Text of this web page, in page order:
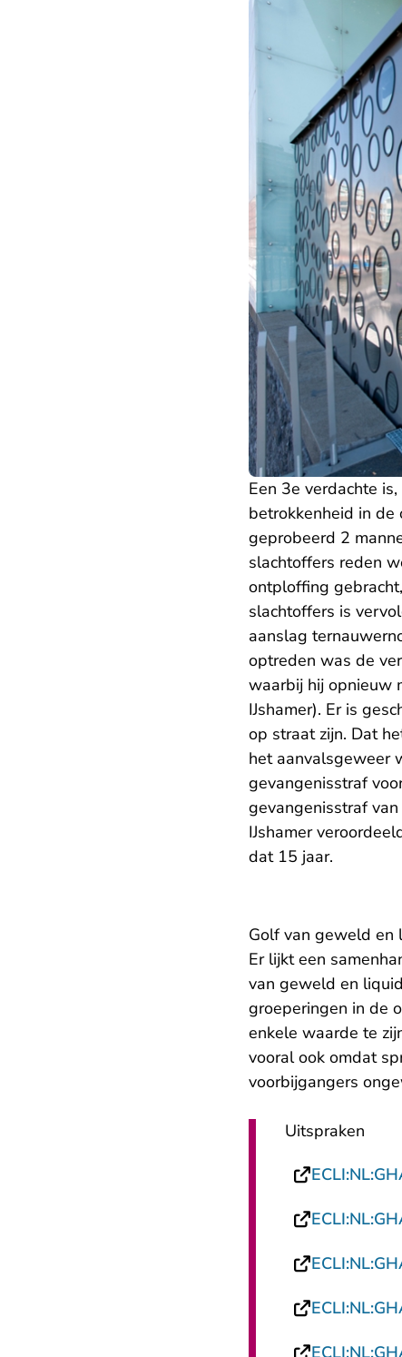
Een 3e verdachte
betrokkenheid in de
geprobeerd 2
slachtoffers reden
ontploffing
slachtoffers is
aanslag
optreden was de
waarbij hij opnieuw
IJshamer). Er is
op straat zijn. Dat
het aanvalsgeweer
gevangenisstraf
gevangenisstraf
IJshamer
dat 15 jaar.
Golf van geweld en
Er lijkt een
van geweld en
groeperingen in de
enkele waarde te
vooral ook omdat
voorbijgangers
Uitspraken